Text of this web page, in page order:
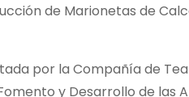
de Marionetas de
por la Compañía de
y Desarrollo de las